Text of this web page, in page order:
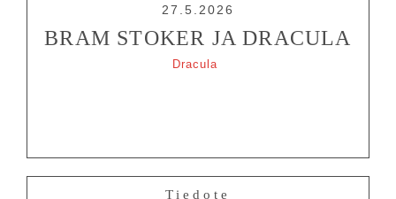
27.5.2026
BRAM STOKER JA DRACULA
Dracula
Tiedote